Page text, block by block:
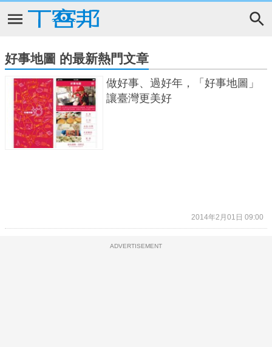
好事地圖 的最新熱門文章
做好事、過好年，「好事地圖」
讓臺灣更美好
2014年2月01日 09:00
ADVERTISEMENT